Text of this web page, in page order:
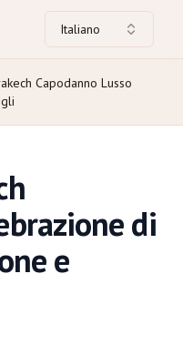
Italiano
Capodanno Lusso
di
e